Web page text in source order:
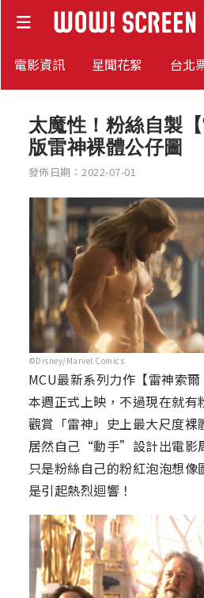
電影資訊 星聞花絮 台北
太魔性！粉絲自製
版雷神裸體公仔圖
發佈日期：2022-07-01
©Disney/Marvel Comics
MCU最新系列力作【雷神索
本週正式上映，不過現在就有
觀賞「雷神」史上最大尺度裸
居然自己“動手”設計出電影
只是粉絲自己的粉紅泡泡想像
是引起熱烈迴響！